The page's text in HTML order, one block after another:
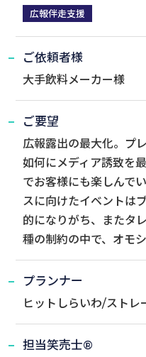
広報伴走支援
ご依頼者様
大手飲料メーカー様
ご要望
広報露出の最大化。プ
如何にメディア誘致を
でお客様にも楽しんで
スに向けたイベントは
的になりがち、またタ
種の制約の中で、オモ
プランナー
ヒットしらいわ/ストレ
担当笑売士®